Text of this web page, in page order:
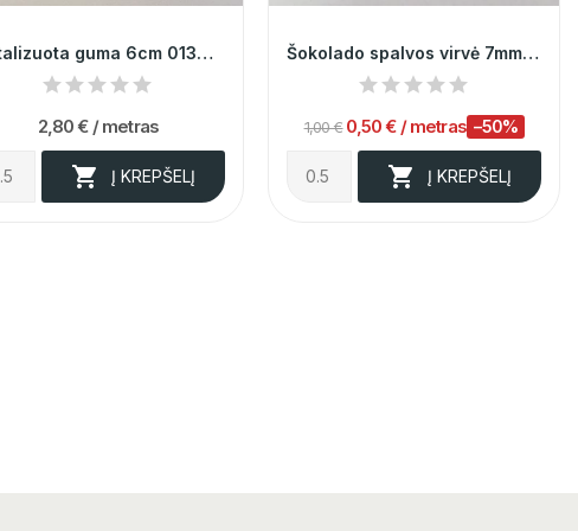
Metalizuota guma 6cm 013414
2,80 € / metras
 Į KREPŠELĮ
Šokolado spalvos virvė 7mm 000090
1,00 € 0,50 € / metras −50%
 Į KREPŠELĮ